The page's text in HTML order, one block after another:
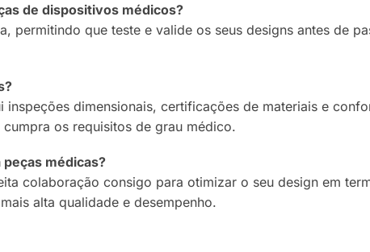
de dispositivos médicos?
permitindo que teste e valide os seus designs antes de
dimensionais, certificações de materiais e
os requisitos de grau médico.
médicas?
colaboração consigo para otimizar o seu design em
alta qualidade e desempenho.